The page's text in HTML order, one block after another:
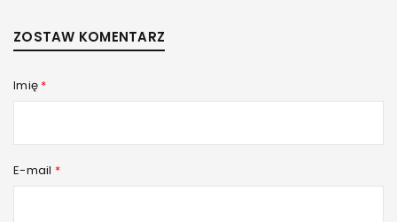
SUPLEMENTY PRZEZ INTERNET
ZOSTAW KOMENTARZ
Imię *
E-mail *